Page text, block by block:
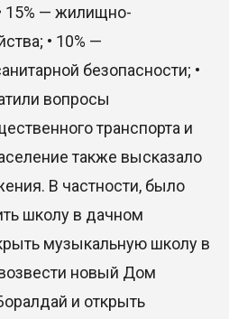
2026 объединил семьи и
15% — жилищно-
• 10% —
безопасности; •
вопросы
транспорта и
также высказало
В частности, было
школу в дачном
музыкальную школу в
новый Дом
и открыть